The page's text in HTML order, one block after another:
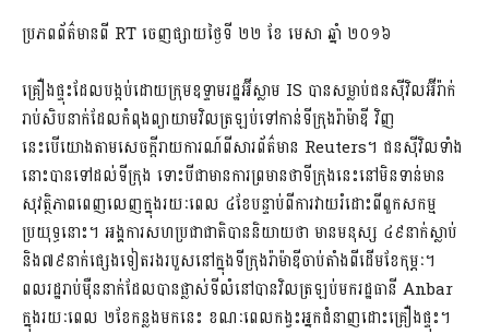
ប្រភពព័ត៌មានពី RT ចេញផ្សាយថ្ងៃទី ២២ ខែ មេសា ឆ្នាំ ២០១៦
គ្រឿងផ្ទុះដែលបង្កប់ដោយក្រុមឧទ្ទាមរដ្ឋអ៊ីស្លាម IS បានសម្លាប់ជនស៊ីវិលអ៊ីរ៉ាក់
រាប់សិបនាក់ដែលកំពុងព្យាយាមវិលត្រឡប់ទៅកាន់ទីក្រុងរ៉ាម៉ាឌី វិញ
នេះបើយោងតាមសេចក្តីរាយការណ៍ពីសារព័ត៌មាន Reuters។ ជនស៊ីវិលទាំង
នោះបានទៅដល់ទីក្រុង ទោះបីជាមានការព្រមានថាទីក្រុងនេះនៅមិនទាន់មាន
សុវត្ថិភាពពេញលេញក្នុងរយៈពេល ៤ខែបន្ទាប់ពីការវាយរំដោះពីពួកសកម្ម
ប្រយុទ្ធនោះ។ អង្គការសហប្រជាជាតិបាននិយាយថា មានមនុស្ស ៤៩នាក់ស្លាប់
និង៧៩នាក់ផ្សេងទៀតរងរបួសនៅក្នុងទីក្រុងរ៉ាម៉ាឌីចាប់តាំងពីដើមខែកុម្ភៈ។
ពលរដ្ឋរាប់ម៉ឺននាក់ដែលបានផ្លាស់ទីលំនៅបានវិលត្រឡប់មករដ្ឋធានី Anbar
ក្នុងរយៈពេល ២ខែកន្លងមកនេះ ខណៈពេលកង្វះអ្នកជំនាញដោះគ្រឿងផ្ទុះ។